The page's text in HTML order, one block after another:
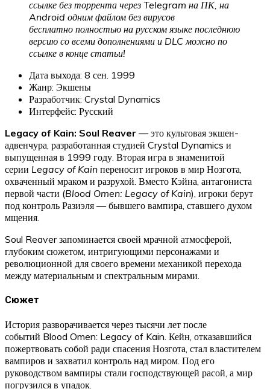
ссылке без торрента через Telegram на ПК, на
Android одним файлом без вирусов
бесплатно полностью на русском языке последнюю
версию со всеми дополнениями и DLC можно по
ссылке в конце статьи!
Дата выхода: 8 сен. 1999
Жанр: Экшены
Разработчик: Crystal Dynamics
Интерфейс: Русский
Legacy of Kain: Soul Reaver — это культовая экшен-
адвенчура, разработанная студией Crystal Dynamics и
выпущенная в 1999 году. Вторая игра в знаменитой
серии Legacy of Kain переносит игроков в мир Нозгота,
охваченный мраком и разрухой. Вместо Кэйна, антагониста
первой части (Blood Omen: Legacy of Kain), игроки берут
под контроль Разиэля — бывшего вампира, ставшего духом
мщения.
Soul Reaver запоминается своей мрачной атмосферой,
глубоким сюжетом, интригующими персонажами и
революционной для своего времени механикой перехода
между материальным и спектральным мирами.
Сюжет
История разворачивается через тысячи лет после
событий Blood Omen: Legacy of Kain. Кейн, отказавшийся
пожертвовать собой ради спасения Нозгота, стал властителем
вампиров и захватил контроль над миром. Под его
руководством вампиры стали господствующей расой, а мир
погрузился в упадок.